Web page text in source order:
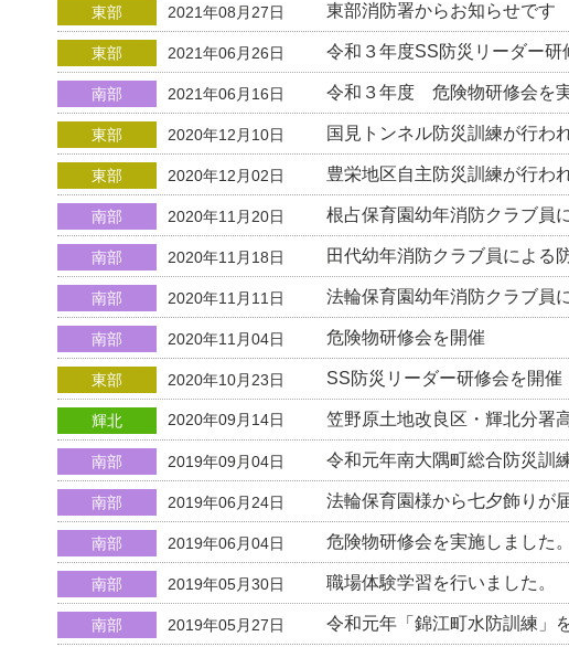
東部 2021年08月27日 東部消防署からお知らせです
東部 2021年06月26日 令和３年度SS防災リーダー研
南部 2021年06月16日 令和３年度 危険物研修会を
東部 2020年12月10日 国見トンネル防災訓練が行わ
東部 2020年12月02日 豊栄地区自主防災訓練が行わ
南部 2020年11月20日 根占保育園幼年消防クラブ員
南部 2020年11月18日 田代幼年消防クラブ員による
南部 2020年11月11日 法輪保育園幼年消防クラブ員
南部 2020年11月04日 危険物研修会を開催
東部 2020年10月23日 SS防災リーダー研修会を開催
輝北 2020年09月14日 笠野原土地改良区・輝北分署
南部 2019年09月04日 令和元年南大隅町総合防災訓
南部 2019年06月24日 法輪保育園様から七夕飾りが
南部 2019年06月04日 危険物研修会を実施しました。
南部 2019年05月30日 職場体験学習を行いました。
南部 2019年05月27日 令和元年「錦江町水防訓練」